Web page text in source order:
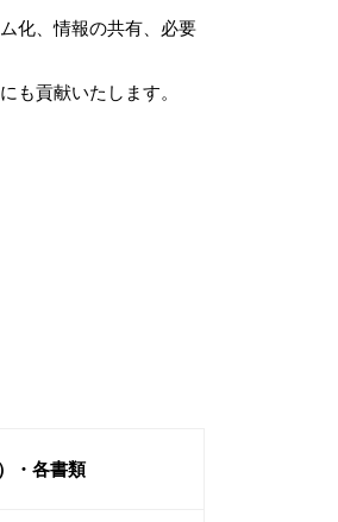
化、情報の共有、必要
も貢献いたします。
・各書類